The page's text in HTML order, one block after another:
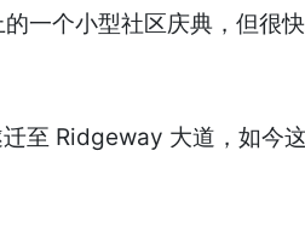
个小型社区庆典，但很
至 Ridgeway 大道，如